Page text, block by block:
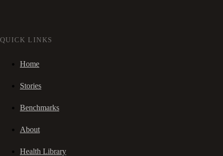
QUICK LINKS
Home
Stories
Benchmarks
About
Health Library